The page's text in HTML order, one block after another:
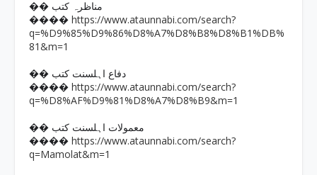
�� مناظرہ کتب
���� https://www.ataunnabi.com/search?
q=%D9%85%D9%86%D8%A7%D8%B8%D8%B1%DB%
81&m=1
�� دفاع اہلسنت کتب
���� https://www.ataunnabi.com/search?
q=%D8%AF%D9%81%D8%A7%D8%B9&m=1
�� معمولات اہلسنت کتب
���� https://www.ataunnabi.com/search?
q=Mamolat&m=1